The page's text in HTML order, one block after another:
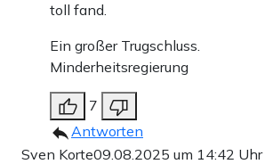
toll fand.
Ein großer Trugschluss.
Minderheitsregierung
7
Antworten
Sven Korte09.08.2025 um 14:42 Uhr